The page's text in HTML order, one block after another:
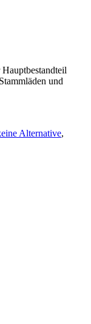
und
Alternative,